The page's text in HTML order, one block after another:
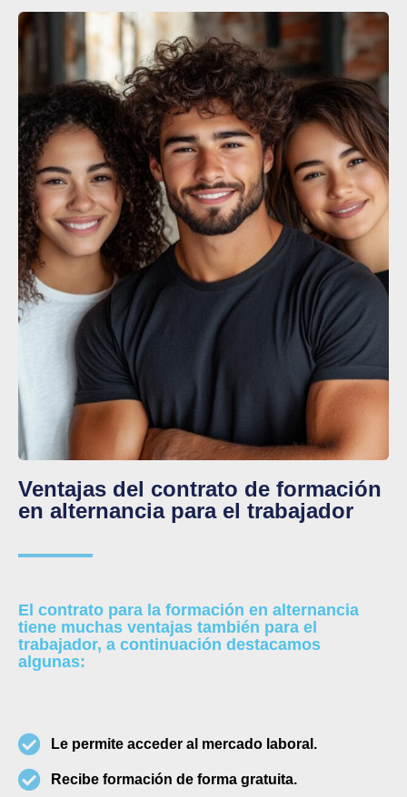
Ventajas del contrato de formación
en alternancia para el trabajador
El contrato para la formación en alternancia
tiene muchas ventajas también para el
trabajador, a continuación destacamos
algunas:
Le permite acceder al mercado laboral.
Recibe formación de forma gratuita.